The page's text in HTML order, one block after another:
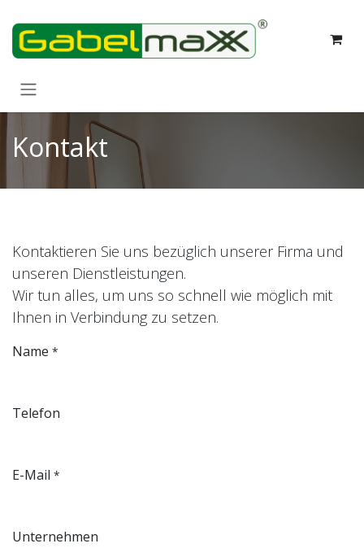
Kontakt
Kontaktieren Sie uns bezüglich unserer Firma und
unseren Dienstleistungen.
Wir tun alles, um uns so schnell wie möglich mit
Ihnen in Verbindung zu setzen.
Name *
Telefon
E-Mail *
Unternehmen